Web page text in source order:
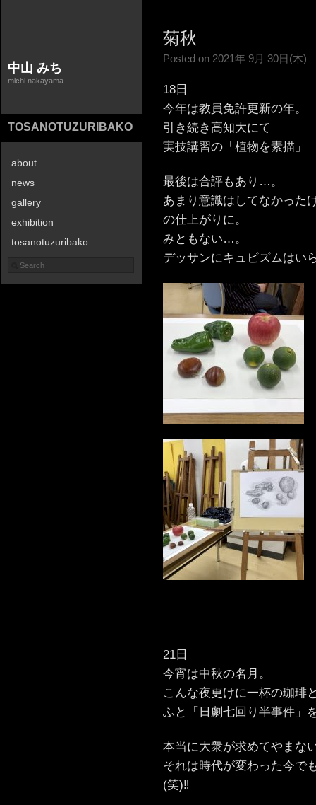
中山 みち
michi nakayama
TOSANOTUZURIBAKO
about
news
gallery
exhibition
tosanotuzuribako
contact
菊秋
Posted on 2021年 9月 30日(木)
18日
今年は教員免許更新の年。
引き続き高知大にて
実技講習の「植物を素描」
最後は合評もあり…。
あまり意識はしてなかった
の仕上がりに。
みともない…。
デッサンにキュビズムはい
21日
今宵は中秋の名月。
こんな夜更けに一杯の珈琲
ふと「日劇七回り半事件」
本当に大衆が求めてやまな
それは時代が変わった今で
(笑)‼︎